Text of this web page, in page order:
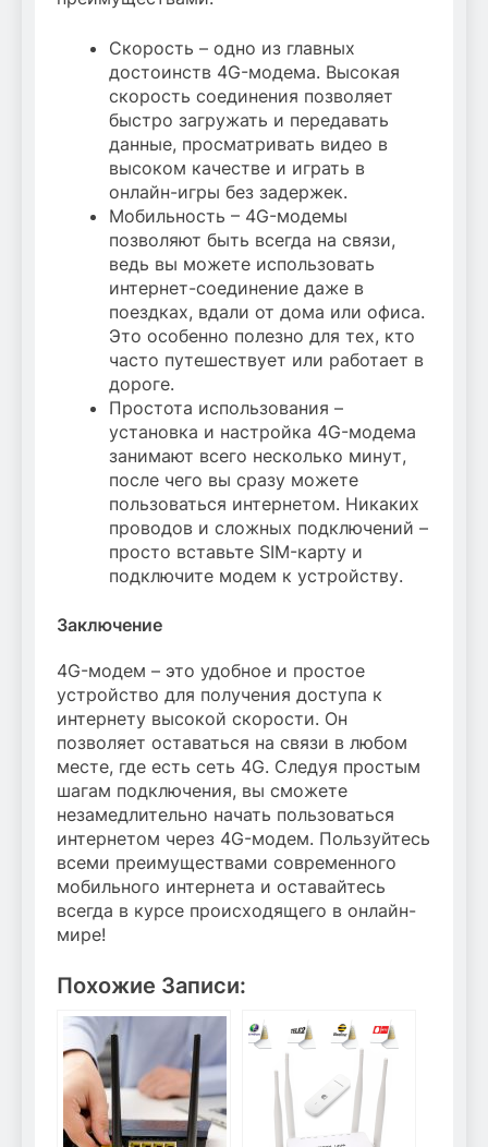
Скорость – одно из главных
достоинств 4G-модема. Высокая
скорость соединения позволяет
быстро загружать и передавать
данные, просматривать видео в
высоком качестве и играть в
онлайн-игры без задержек.
Мобильность – 4G-модемы
позволяют быть всегда на связи,
ведь вы можете использовать
интернет-соединение даже в
поездках, вдали от дома или офиса.
Это особенно полезно для тех, кто
часто путешествует или работает в
дороге.
Простота использования –
установка и настройка 4G-модема
занимают всего несколько минут,
после чего вы сразу можете
пользоваться интернетом. Никаких
проводов и сложных подключений –
просто вставьте SIM-карту и
подключите модем к устройству.
Заключение
4G-модем – это удобное и простое
устройство для получения доступа к
интернету высокой скорости. Он
позволяет оставаться на связи в любом
месте, где есть сеть 4G. Следуя простым
шагам подключения, вы сможете
незамедлительно начать пользоваться
интернетом через 4G-модем. Пользуйтесь
всеми преимуществами современного
мобильного интернета и оставайтесь
всегда в курсе происходящего в онлайн-
мире!
Похожие Записи: